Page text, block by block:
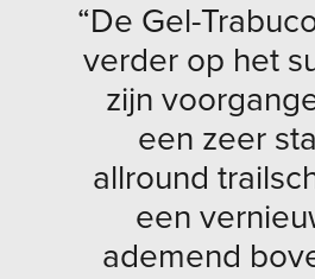
“De Gel-
verder op het
zijn
een zeer
allround
een
ademend